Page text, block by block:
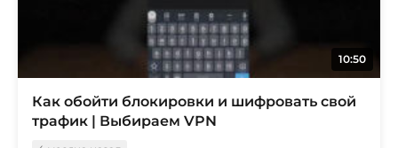
10:50
Как обойти блокировки и шифровать свой
трафик | Выбираем VPN